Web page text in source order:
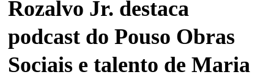
Rozalvo Jr. destaca
podcast do Pouso Obras
Sociais e talento de Maria